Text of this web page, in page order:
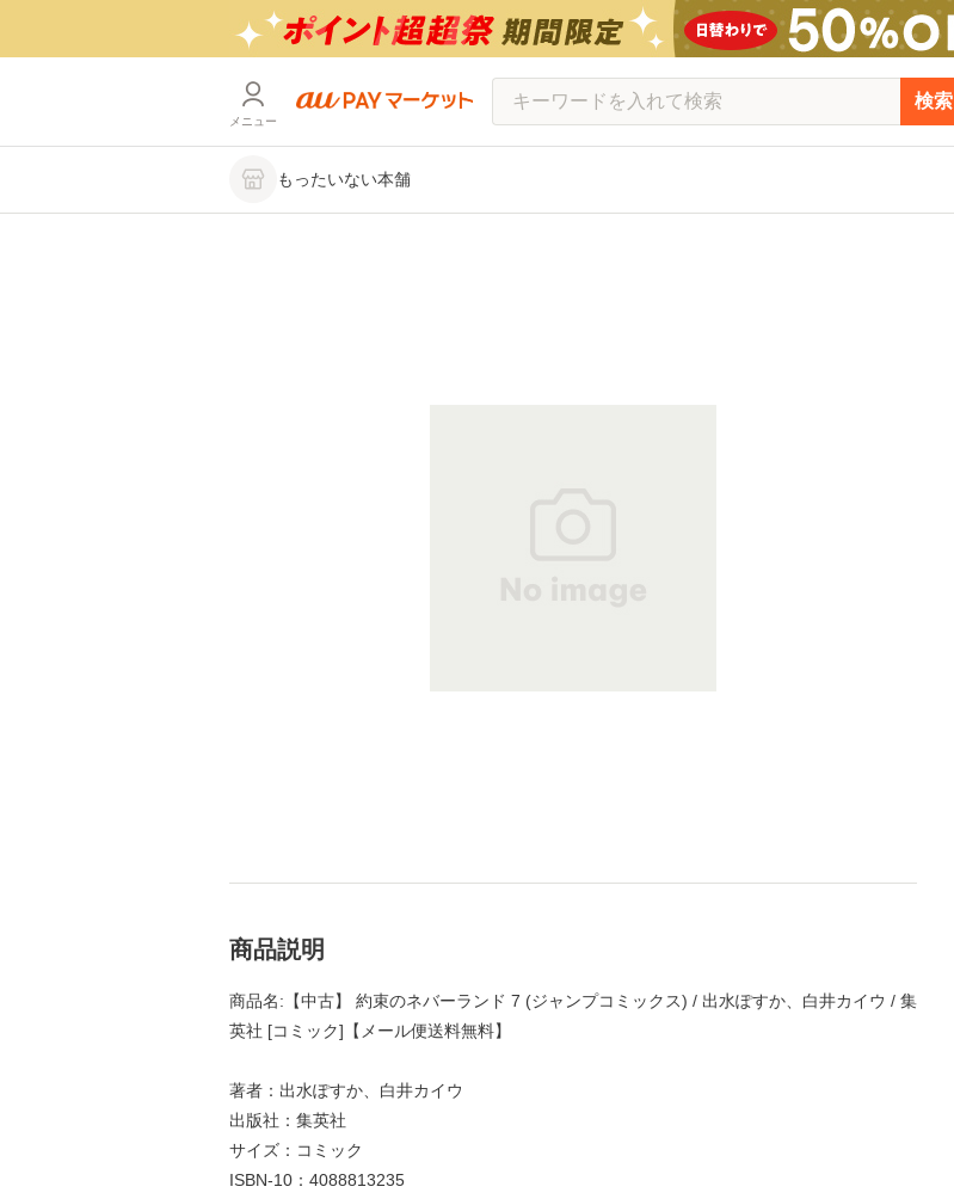
メニュー
検索
もったいない本舗
商品説明
商品名:【中古】 約束のネバーランド 7 (ジャンプコミックス) / 出水ぽすか、白井カイウ / 集
英社 [コミック]【メール便送料無料】
著者：出水ぽすか、白井カイウ
出版社：集英社
サイズ：コミック
ISBN-10：4088813235